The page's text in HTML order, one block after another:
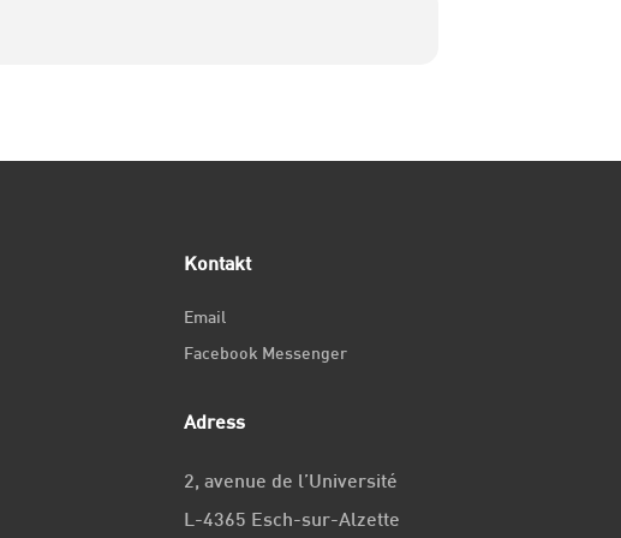
Kontakt
Email
Facebook Messenger
Adress
2, avenue de l’Université
L-4365 Esch-sur-Alzette